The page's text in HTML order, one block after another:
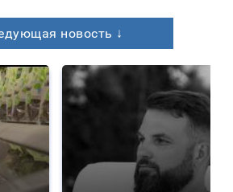
новость ↓